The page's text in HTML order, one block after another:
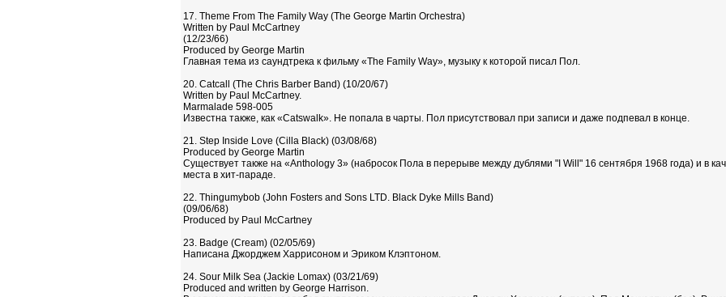
17. Theme From The Family Way (The George Martin Orchestra)
Written by Paul McCartney
(12/23/66)
Produced by George Martin
Главная тема из саундтрека к фильму «The Family Way», музыку к которой писал Пол.
20. Catcall (The Chris Barber Band) (10/20/67)
Written by Paul McCartney.
Marmalade 598-005
Известна также, как «Catswalk». Не попала в чарты. Пол присутствовал при записи и даже подпевал в конце.
21. Step Inside Love (Cilla Black) (03/08/68)
Produced by George Martin
Существует также на «Anthology 3» (набросок Пола в перерыве между дублями "I Will" 16 сентября 1968 года) и в
места в хит-параде.
22. Thingumybob (John Fosters and Sons LTD. Black Dyke Mills Band)
(09/06/68)
Produced by Paul McCartney
23. Badge (Cream) (02/05/69)
Написана Джорджем Харрисоном и Эриком Клэптоном.
24. Sour Milk Sea (Jackie Lomax) (03/21/69)
Produced and written by George Harrison.